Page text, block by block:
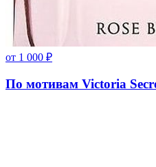
от 1 000 ₽
По мотивам Victoria